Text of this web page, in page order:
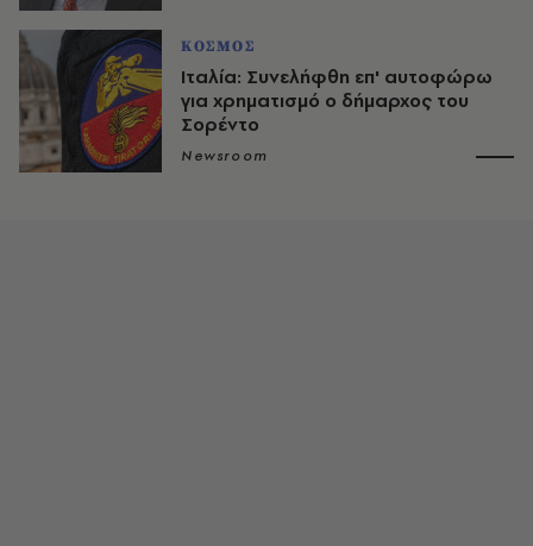
ΚΟΣΜΟΣ
Ιταλία: Συνελήφθη επ' αυτοφώρω
για χρηματισμό ο δήμαρχος του
Σορέντο
Newsroom